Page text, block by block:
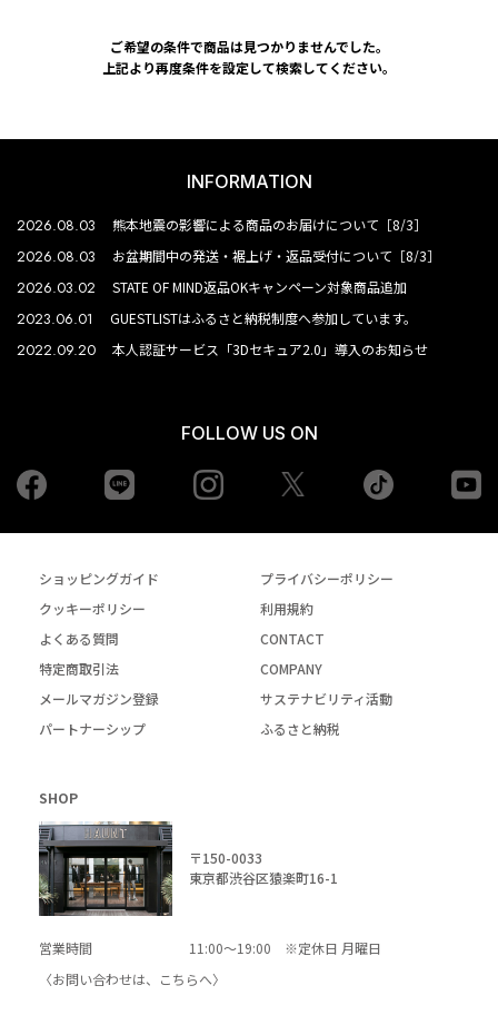
ご希望の条件で商品は見つかりませんでした。
上記より再度条件を設定して検索してください。
INFORMATION
2026.08.03 熊本地震の影響による商品のお届けについて［8/3］
2026.08.03 お盆期間中の発送・裾上げ・返品受付について［8/3］
2026.03.02 STATE OF MIND返品OKキャンペーン対象商品追加
2023.06.01 GUESTLISTはふるさと納税制度へ参加しています。
2022.09.20 本人認証サービス「3Dセキュア2.0」導入のお知らせ
FOLLOW US ON
Facebook Instagram tiktok
ショッピングガイド
プライバシーポリシー
クッキーポリシー
利用規約
よくある質問
CONTACT
特定商取引法
COMPANY
メールマガジン登録
サステナビリティ活動
パートナーシップ
ふるさと納税
SHOP
〒150-0033
東京都渋谷区猿楽町16-1
営業時間
11:00～19:00 ※定休日 月曜日
〈お問い合わせは、
こちらへ〉